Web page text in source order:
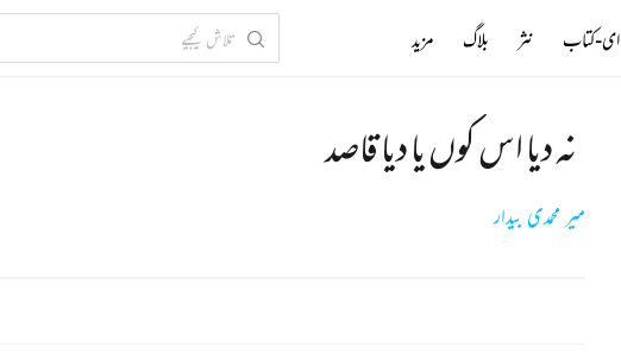
نہ دیا اس کوں یا دیا قاصد
میر محمدی بیدار
ای-کتاب نثر بلاگ مزید